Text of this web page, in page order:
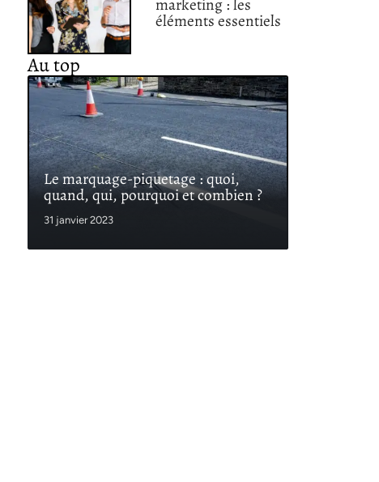
marketing : les
éléments essentiels
Au top
Le marquage-piquetage : quoi,
quand, qui, pourquoi et combien ?
31 janvier 2023